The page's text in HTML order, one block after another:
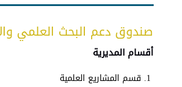
صندوق دعم البحث العلمي
أقسام المديرية
قسم المشاريع العلمية